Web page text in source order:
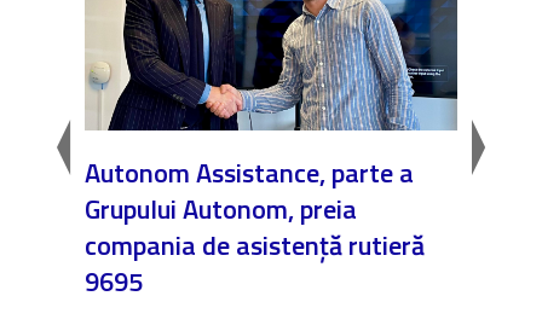
Autonom Assistance, parte a
Grupului Autonom, preia
compania de asistență rutieră
9695